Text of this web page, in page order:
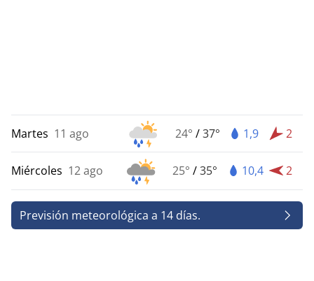
Martes 11 ago 24° /37° 1,9 2
Miércoles 12 ago 25° /35° 10,4 2
Previsión meteorológica a 14 días.